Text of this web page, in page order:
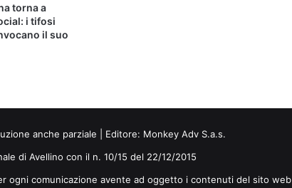
torna a
i tifosi
il suo
anche parziale | Editore: Monkey Adv S.a.s.
di Avellino con il n. 10/15 del 22/12/2015
ogni comunicazione avente ad oggetto i contenuti del sito web